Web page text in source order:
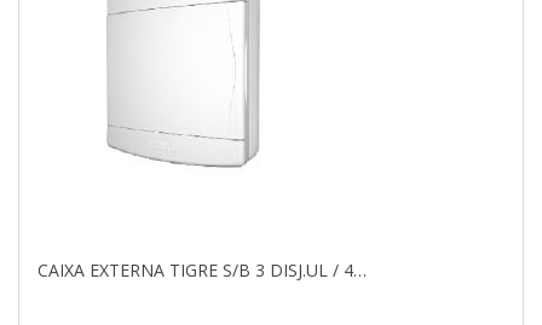
CAIXA EXTERNA TIGRE S/B 3 DISJ.UL / 4…